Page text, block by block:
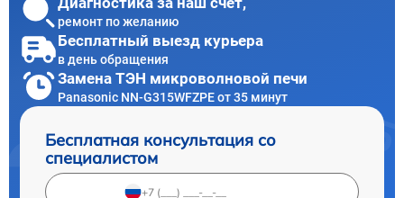
ремонт по желанию
Бесплатный выезд курьера
в день обращения
Замена ТЭН микроволновой печи
Panasonic NN-G315WFZPE от 35 минут
Бесплатная консультация со
специалистом